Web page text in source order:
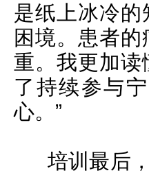
是纸上冰冷
困境。患者
重。我更加
了持续参与
心。”
培训最后